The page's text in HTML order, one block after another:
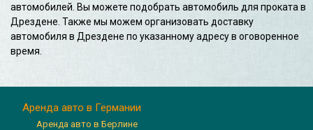
автомобилей. Вы можете подобрать автомобиль для проката в
Дрездене. Также мы можем организовать доставку
автомобиля в Дрездене по указанному адресу в оговоренное
время.
Аренда авто в Германии
Аренда авто в Берлине